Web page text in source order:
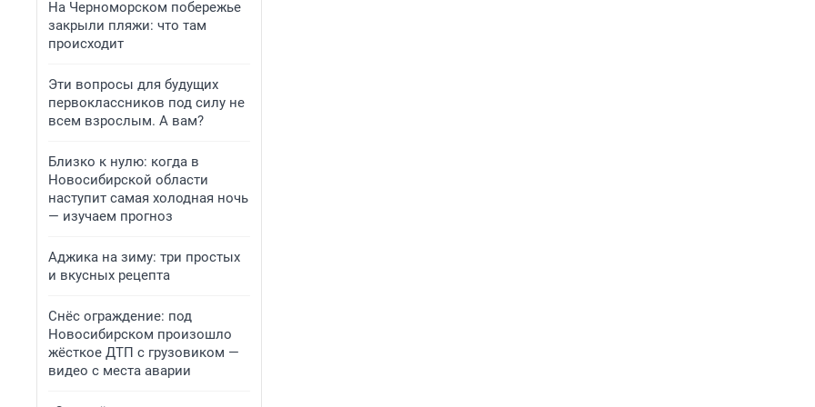
На Черноморском побережье
закрыли пляжи: что там
происходит
Эти вопросы для будущих
первоклассников под силу не
всем взрослым. А вам?
Близко к нулю: когда в
Новосибирской области
наступит самая холодная ночь
— изучаем прогноз
Аджика на зиму: три простых
и вкусных рецепта
Снёс ограждение: под
Новосибирском произошло
жёсткое ДТП с грузовиком —
видео с места аварии